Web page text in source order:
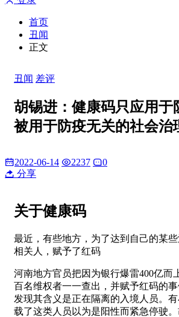
首页
丑闻
正文
丑闻 差评
胡锡进：健康码只应用于
被用于防疫无关的社会治
2022-06-14 2237
0
分享
关于健康码
最近，有些地方，为了达到自己的某
相关人，赋予了红码
河南地方官员把因为银行爆雷400亿而
百名维权者一一查出，并赋予红码的
发现其含义是正在隔离的入境人员。
载了这类人员以为是阳性而紧急停驶